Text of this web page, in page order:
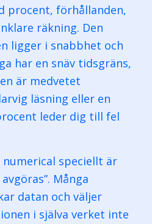
procent, förhållanden,
räkning. Den
ligger i snabbhet och
har en snäv tidsgräns,
är medvetet
läsning eller en
leder dig till fel
numerical speciellt är
Många
datan och väljer
i själva verket inte